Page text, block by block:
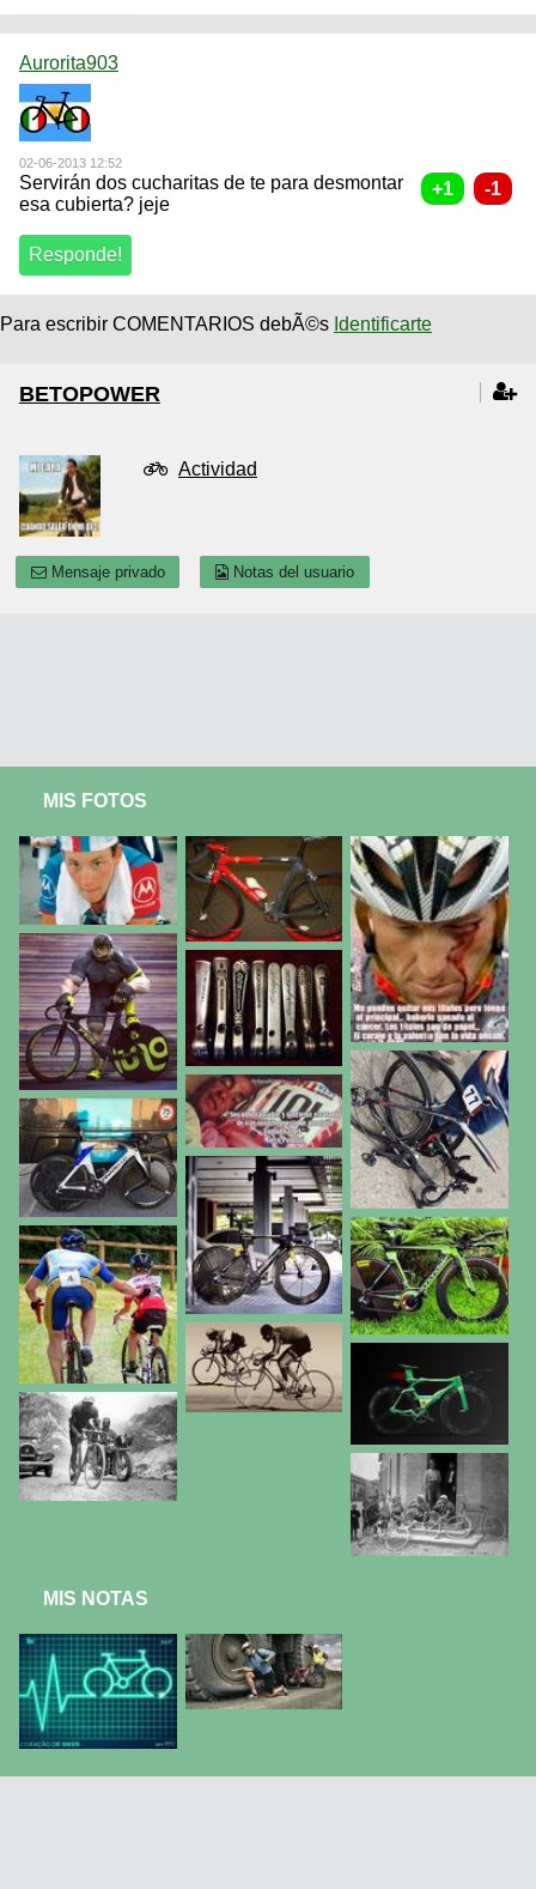
Aurorita903
02-06-2013 12:52
Servirán dos cucharitas de te para desmontar
esa cubierta? jeje
Para escribir COMENTARIOS debÃ©s Identificarte
BETOPOWER
Actividad
Mensaje privado Notas del usuario
MIS FOTOS
MIS NOTAS